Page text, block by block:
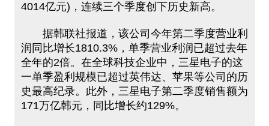
4014亿元)，连续三个季度创下历史新高。
据韩联社报道，该公司今年第二季度营业利
润同比增长1810.3%，单季营业利润已超过去年
全年的2倍。在全球科技企业中，三星电子的这
一单季盈利规模已超过英伟达、苹果等公司的历
史最高纪录。此外，三星电子第二季度销售额为
171万亿韩元，同比增长约129%。